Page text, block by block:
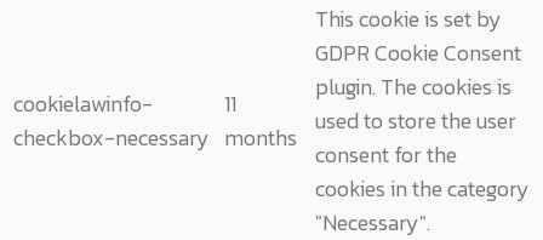
cookielawinfo-
checkbox-necessary
11
months
This cookie is set by
GDPR Cookie Consent
plugin. The cookies is
used to store the user
consent for the
cookies in the category
"Necessary".